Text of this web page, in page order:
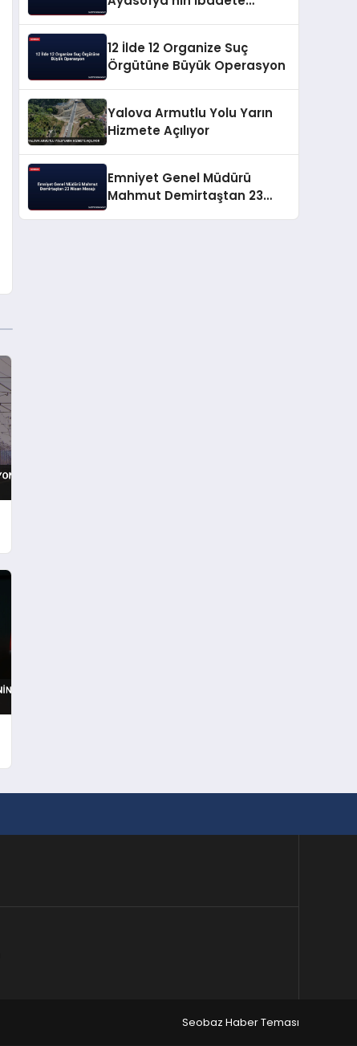
12 İlde 12 Organize Suç
Örgütüne Büyük Operasyon
Yalova Armutlu Yolu Yarın
Hizmete Açılıyor
Emniyet Genel Müdürü
Mahmut Demirtaştan 23
Seobaz Haber Teması